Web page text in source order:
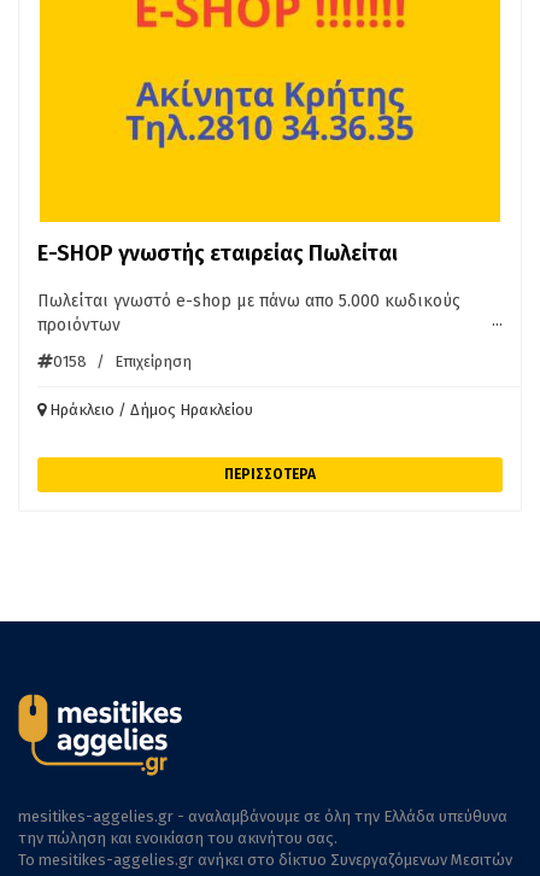
E-SHOP γνωστής εταιρείας Πωλείται
Πωλείται γνωστό e-shop με πάνω απο 5.000 κωδικούς
προιόντων
...
0158 / Επιχείρηση
Ηράκλειο / Δήμος Ηρακλείου
ΠΕΡΙΣΣΟΤΕΡΑ
mesitikes-aggelies.gr - αναλαμβάνουμε σε όλη την Ελλάδα υπεύθυνα
την πώληση και ενοικίαση του ακινήτου σας.
To mesitikes-aggelies.gr ανήκει στο δίκτυο Συνεργαζόμενων Μεσιτών